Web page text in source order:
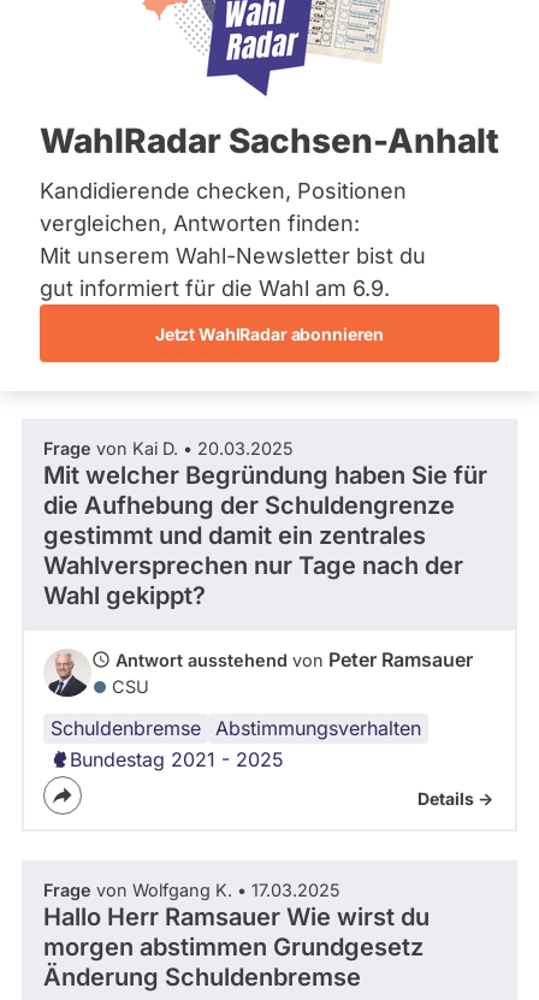
Bremen
Hamburg
Mecklenburg-Vorpommern
Nordrhein-Westfalen
Saarland
Sachsen
Sachsen-Anhalt
Sachsen-Anhalt
Schleswig-Holstein
Thüringen
Archiv
Spenden
WahlRadar Sachsen-Anhalt
Kandidierende checken, Positionen
vergleichen, Antworten finden:
Mit unserem Wahl-Newsletter bist du
gut informiert für die Wahl am 6.9.
Jetzt WahlRadar abonnieren
CSU
Dieser Politiker hat kein aktuelles und kein
zukünftiges Mandat und keine
Direktandidatur auf Landes-, Bundes- oder
Wahlliste werden bei uns nicht erfasst.
Die Fragefunktion ist für diese Person
derzeit nicht aktiv.
Politiker:innen
aktiven
oder
Mandaten
können
über
abgeordnetenwatch
befragt
Fragen und Antworten
Frage von Kai D. • 20.03.2025
Mit welcher Begründung haben Sie für
die Aufhebung der Schuldengrenze
gestimmt und damit ein zentrales
Wahlversprechen nur Tage nach der
Wahl gekippt?
Antwort ausstehend von Peter Ramsauer
CSU
Schuldenbremse Abstimmungsverhalten
Heizung
Bundestag 2021 - 2025
Details ->
Frage von Wolfgang K. • 17.03.2025
Hallo Herr Ramsauer Wie wirst du
morgen abstimmen Grundgesetz
Änderung Schuldenbremse